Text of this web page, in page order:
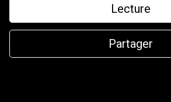
Lecture
Partager